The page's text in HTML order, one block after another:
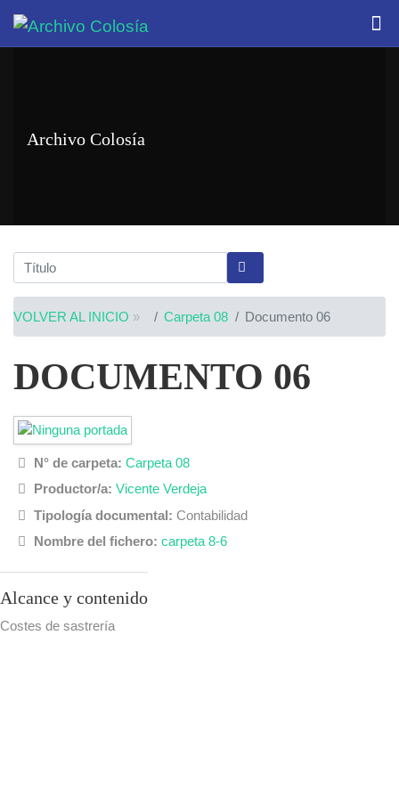
Archivo Colosía
VOLVER AL INICIO » Carpeta 08 Documento 06
DOCUMENTO 06
N° de carpeta: Carpeta 08
Productor/a: Vicente Verdeja
Tipología documental: Contabilidad
Nombre del fichero: carpeta 8-6
Alcance y contenido
Costes de sastrería